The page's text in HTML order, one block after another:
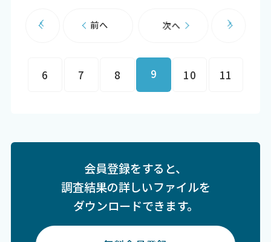
前へ
6 7 8 9 10 11
次へ
会員登録をすると、
調査結果の詳しいファイルを
ダウンロードできます。